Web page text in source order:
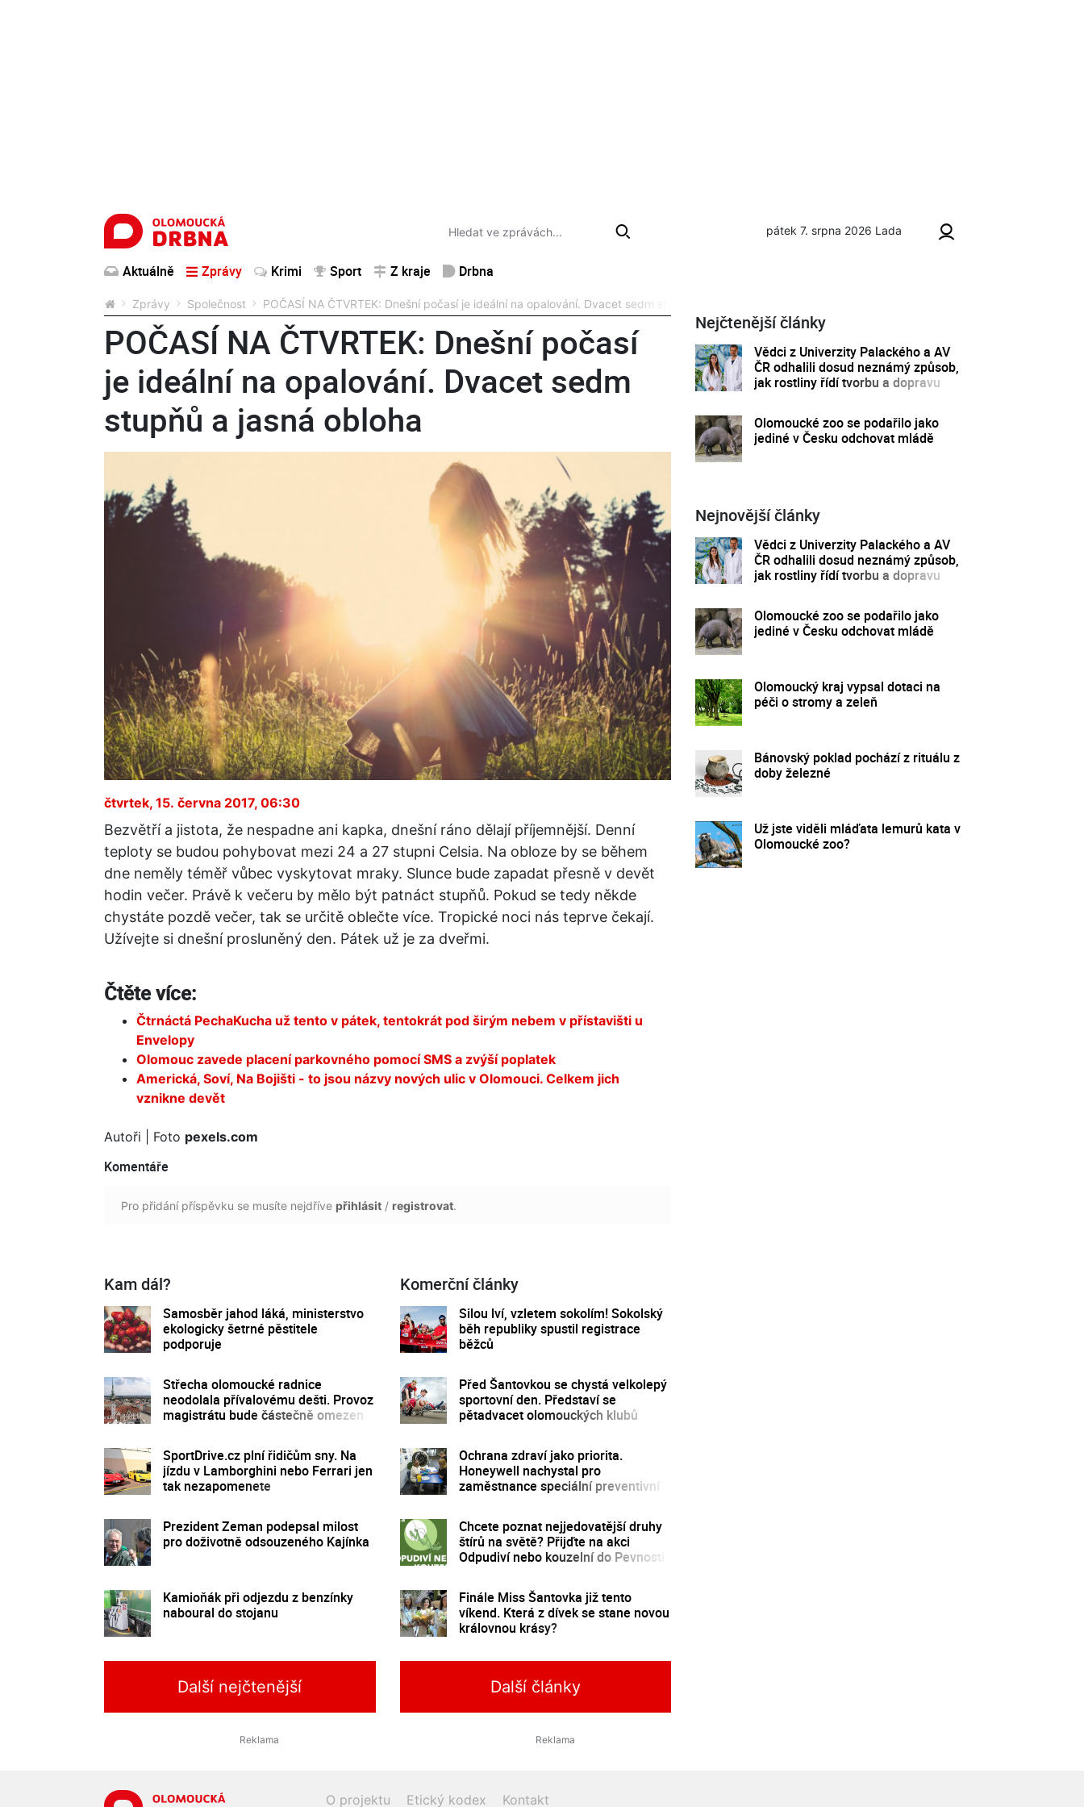
pátek 7. srpna 2026 Lada
Aktuálně Zprávy Krimi Sport Z kraje Drbna
Zprávy Společnost POČASÍ NA ČTVRTEK: Dnešní počasí je ideální na opalování. Dvacet sedm stupňů a jasná obloha
POČASÍ NA ČTVRTEK: Dnešní počasí
je ideální na opalování. Dvacet sedm
stupňů a jasná obloha
čtvrtek, 15. června 2017, 06:30
Bezvětří a jistota, že nespadne ani kapka, dnešní ráno dělají příjemnější. Denní
teploty se budou pohybovat mezi 24 a 27 stupni Celsia. Na obloze by se během
dne neměly téměř vůbec vyskytovat mraky. Slunce bude zapadat přesně v devět
hodin večer. Právě k večeru by mělo být patnáct stupňů. Pokud se tedy někde
chystáte pozdě večer, tak se určitě oblečte více. Tropické noci nás teprve čekají.
Užívejte si dnešní prosluněný den. Pátek už je za dveřmi.
Čtěte více:
Čtrnáctá PechaKucha už tento v pátek, tentokrát pod širým nebem v přístavišti u
Envelopy
Olomouc zavede placení parkovného pomocí SMS a zvýší poplatek
Americká, Soví, Na Bojišti - to jsou názvy nových ulic v Olomouci. Celkem jich
vznikne devět
Autoři | Foto pexels.com
Komentáře
Pro přidání příspěvku se musíte nejdříve přihlásit / registrovat.
Kam dál?
Samosběr jahod láká, ministerstvo
ekologicky šetrné pěstitele
podporuje
Střecha olomoucké radnice
neodolala přívalovému dešti. Provoz
magistrátu bude částečně omezen
SportDrive.cz plní řidičům sny. Na
jízdu v Lamborghini nebo Ferrari jen
tak nezapomenete
Prezident Zeman podepsal milost
pro doživotně odsouzeného Kajínka
Kamioňák při odjezdu z benzínky
naboural do stojanu
Komerční články
Silou lví, vzletem sokolím! Sokolský
běh republiky spustil registrace
běžců
Před Šantovkou se chystá velkolepý
sportovní den. Představí se
pětadvacet olomouckých klubů
Ochrana zdraví jako priorita.
Honeywell nachystal pro
zaměstnance speciální preventivní
Chcete poznat nejjedovatější druhy
štírů na světě? Přijďte na akci
Odpudiví nebo kouzelní do Pevnosti
Finále Miss Šantovka již tento
víkend. Která z dívek se stane novou
královnou krásy?
Další nejčtenější Další články
Nejčtenější články
Vědci z Univerzity Palackého a AV
ČR odhalili dosud neznámý způsob,
jak rostliny řídí tvorbu a dopravu
Olomoucké zoo se podařilo jako
jediné v Česku odchovat mládě
Nejnovější články
Vědci z Univerzity Palackého a AV
ČR odhalili dosud neznámý způsob,
jak rostliny řídí tvorbu a dopravu
Olomoucké zoo se podařilo jako
jediné v Česku odchovat mládě
Olomoucký kraj vypsal dotaci na
péči o stromy a zeleň
Bánovský poklad pochází z rituálu z
doby železné
Už jste viděli mláďata lemurů kata v
Olomoucké zoo?
O projektu Etický kodex Kontakt